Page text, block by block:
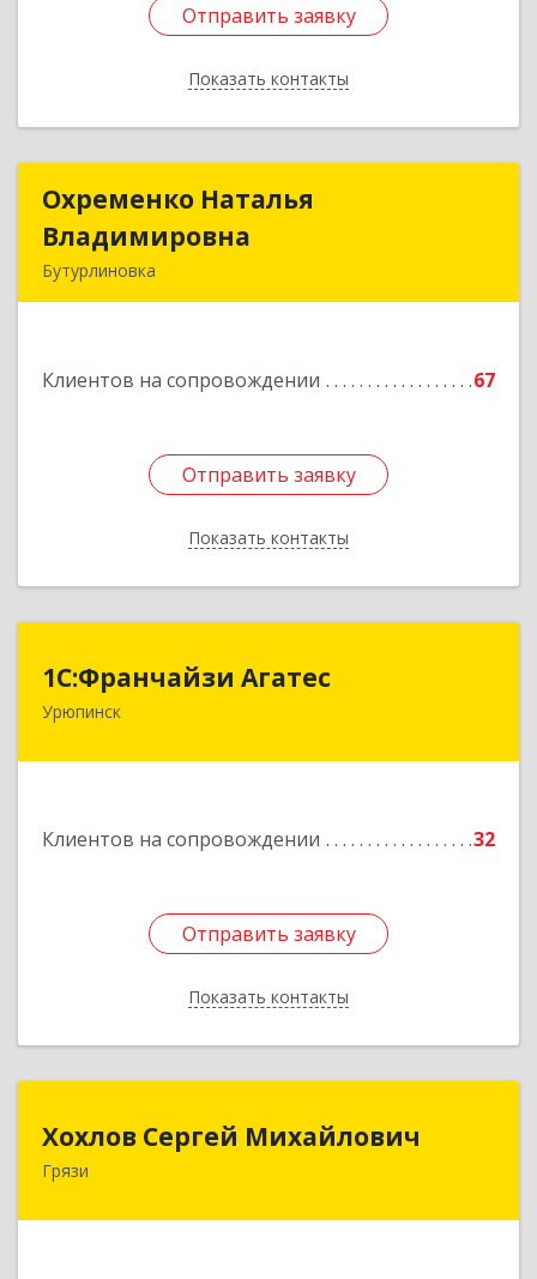
Отправить заявку
Показать контакты
Отправить заявку
Назад
Охременко Наталья
Владимировна
Бутурлиновка
Клиентов на сопровождении 67
Отправить заявку
Показать контакты
Охременко Наталья
Отправить заявку
Назад
1С:Франчайзи Агатес
Урюпинск
Клиентов на сопровождении 32
Отправить заявку
Показать контакты
403113, Волгоградская обл, Урюпинск г, Ленина
Отправить заявку
Назад
Хохлов Сергей Михайлович
Грязи
Хохлов Сергей Михайлович